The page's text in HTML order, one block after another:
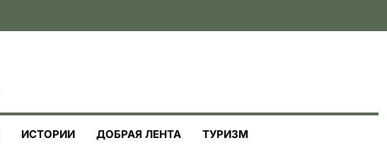
ИСТОРИИ ДОБРАЯ ЛЕНТА ТУРИЗМ